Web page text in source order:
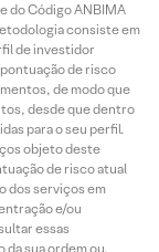
do Código ANBIMA
consiste em
de investidor
de risco
de modo que
desde que dentro
para o seu perfil.
objeto deste
de risco atual
dos serviços em
e/ou
essas
sua ordem ou,